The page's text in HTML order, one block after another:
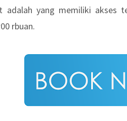
adalah yang memiliki akses
rbuan.